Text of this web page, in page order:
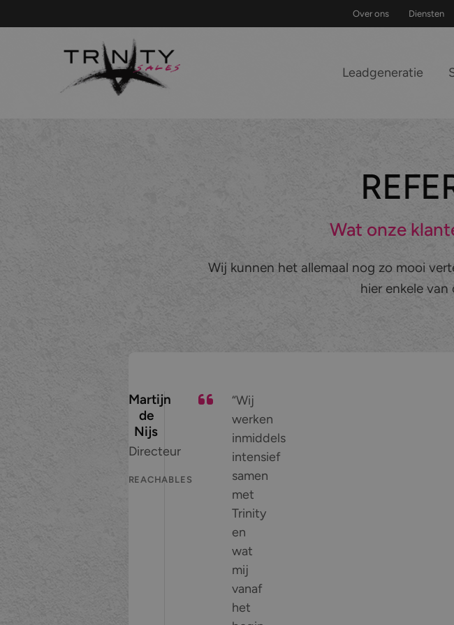
Over ons Diensten
Leadgeneratie
Wat onze
Wij kunnen het allemaal nog zo mooi
hier enkele van
Martijn
de
Nijs
Directeur
REACHABLES
Wij
werken
inmiddels
intensief
samen
met
Trinity
en
wat
mij
vanaf
het